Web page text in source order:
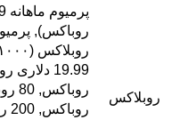
روبلاکس